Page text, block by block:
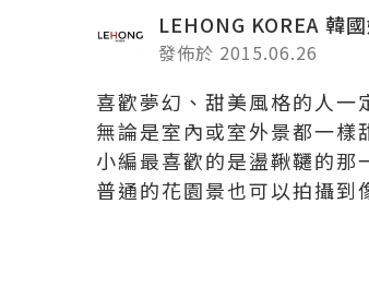
LEHONG KOREA 韓
發佈於 2015.06.26
喜歡夢幻、甜美風格的人
無論是室內或室外景都一樣
小編最喜歡的是盪鞦韆的那
普通的花園景也可以拍攝到